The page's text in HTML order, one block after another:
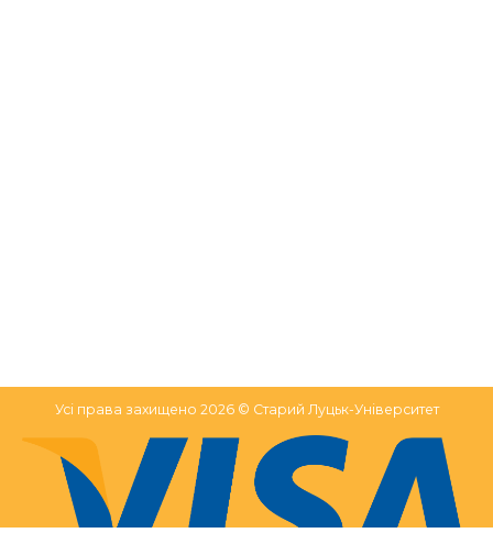
Усі права захищено 2026 © Старий Луцьк-Університет